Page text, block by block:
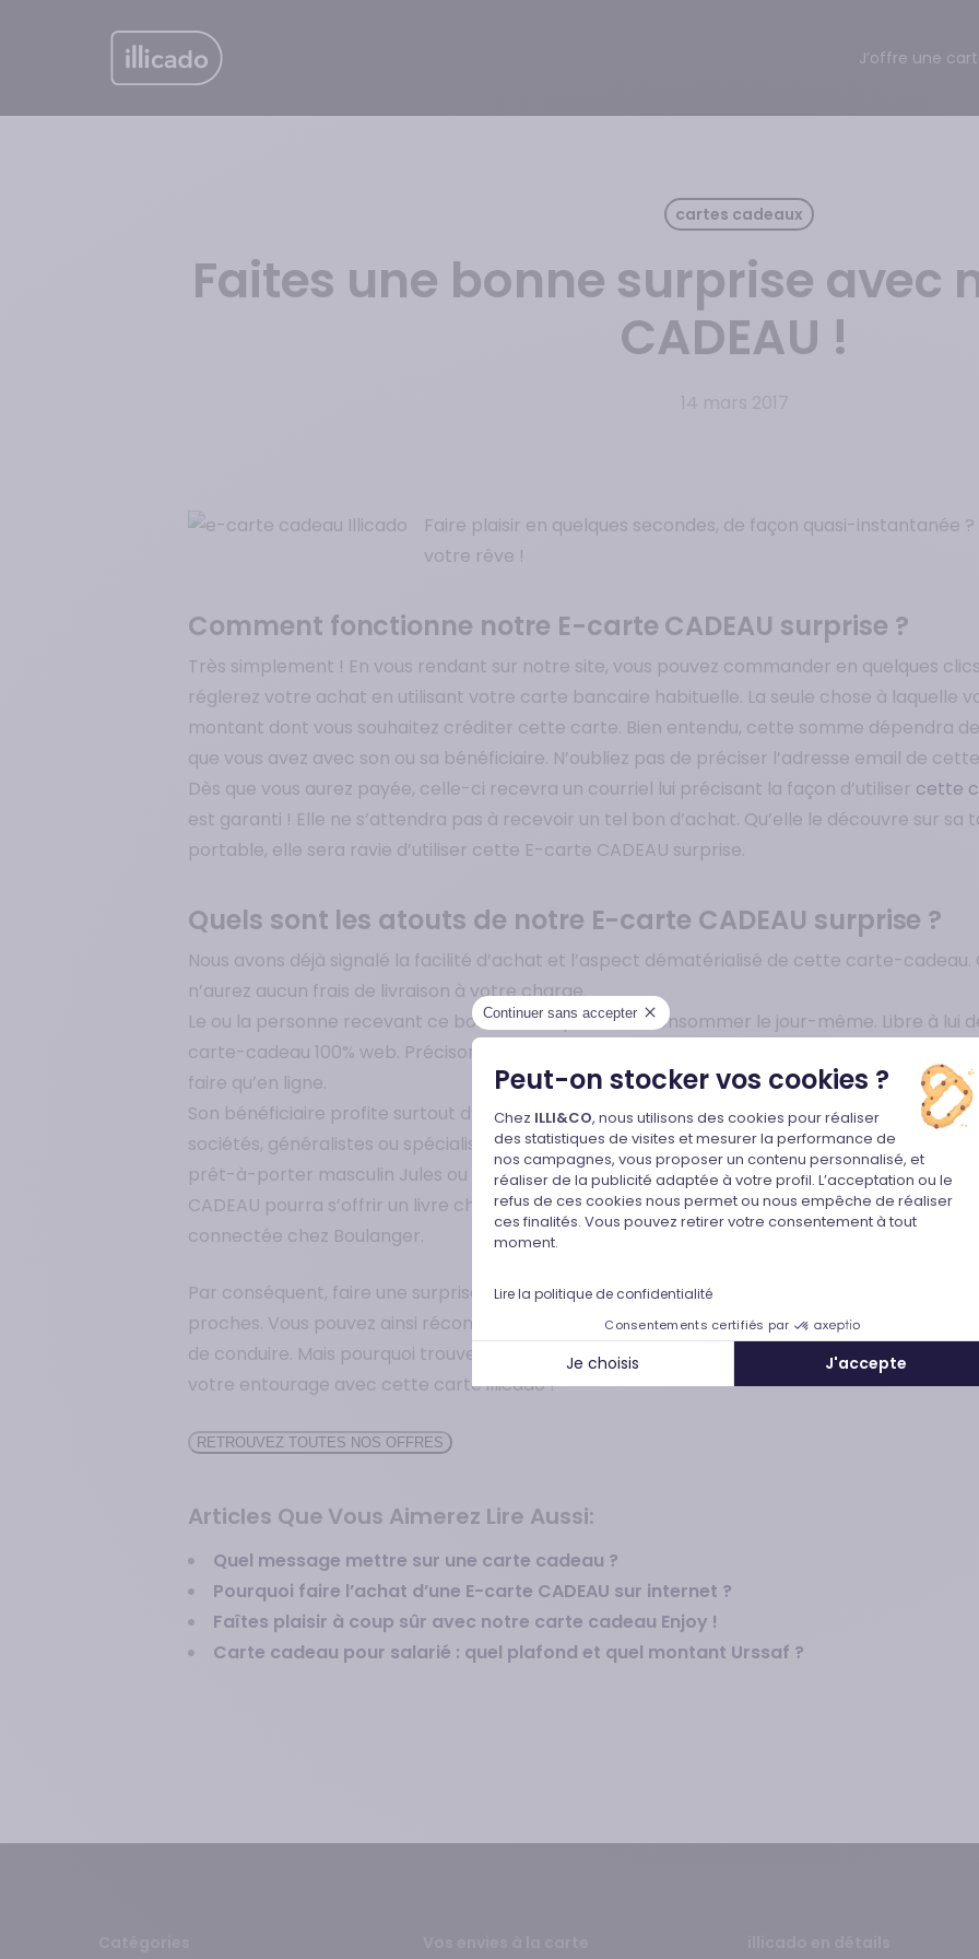
Continuer sans accepter
Peut-on stocker vos cookies ?
Plateforme de Gestion du
Chez ILLI&CO, nous utilisons des cookies pour réaliser
des statistiques de visites et mesurer la performance de
nos campagnes, vous proposer un contenu personnalisé, et
réaliser de la publicité adaptée à votre profil. L’acceptation ou le
refus de ces cookies nous permet ou nous empêche de réaliser
ces finalités. Vous pouvez retirer votre consentement à tout
moment.
Lire la politique de confidentialité
Consentements certifiés par
Je choisis J'accepte
Axeptio consent
J’offre une
cartes cadeaux
Faites une bonne surprise avec
CADEAU !
Faire plaisir en quelques secondes, de façon quasi-instantanée ?
votre rêve !
Comment fonctionne notre E-carte CADEAU surprise ?
Très simplement ! En vous rendant sur notre site, vous pouvez commander en quelques
réglerez votre achat en utilisant votre carte bancaire habituelle. La seule chose à laquelle
montant dont vous souhaitez créditer cette carte. Bien entendu, cette somme dépendra
que vous avez avec son ou sa bénéficiaire. N’oubliez pas de préciser l’adresse email de
Dès que vous aurez payée, celle-ci recevra un courriel lui précisant la façon d’utiliser cette
est garanti ! Elle ne s’attendra pas à recevoir un tel bon d’achat. Qu’elle le découvre sur
portable, elle sera ravie d’utiliser cette E-carte CADEAU surprise.
Quels sont les atouts de notre E-carte CADEAU surprise ?
Nous avons déjà signalé la facilité d’achat et l’aspect dématérialisé de cette carte-
n’aurez aucun frais de livraison à votre charge.
Le ou la personne recevant ce bon d’achat pourra le consommer le jour-même. Libre à lui
carte-cadeau 100% web. Précisons que la durée de validité est de 12 mois. Indiquons
faire qu’en ligne.
Son bénéficiaire profite surtout d’un large choix d’enseignes partenaires. Nous travaillons
sociétés, généralistes ou spécialisées dans une gamme de produits. Parmi les sociétés
prêt-à-porter masculin Jules ou Décathlon. En fonction des besoins et des passions, la
CADEAU pourra s’offrir un livre chez le libraire en ligne Le Furet du Nord, une paire de
connectée chez Boulanger.
Par conséquent, faire une surprise à un proche est un vrai jeu d’enfant. Les occasions ne
proches. Vous pouvez ainsi récompenser de façon instantanée un proche réussissant un
de conduire. Mais pourquoi trouver une raison particulière pour créer la surprise ? Faites
votre entourage avec cette carte illicado !
RETROUVEZ TOUTES NOS OFFRES
Articles Que Vous Aimerez Lire Aussi:
Quel message mettre sur une carte cadeau ?
Pourquoi faire l’achat d’une E-carte CADEAU sur internet ?
Faîtes plaisir à coup sûr avec notre carte cadeau Enjoy !
Carte cadeau pour salarié : quel plafond et quel montant Urssaf ?